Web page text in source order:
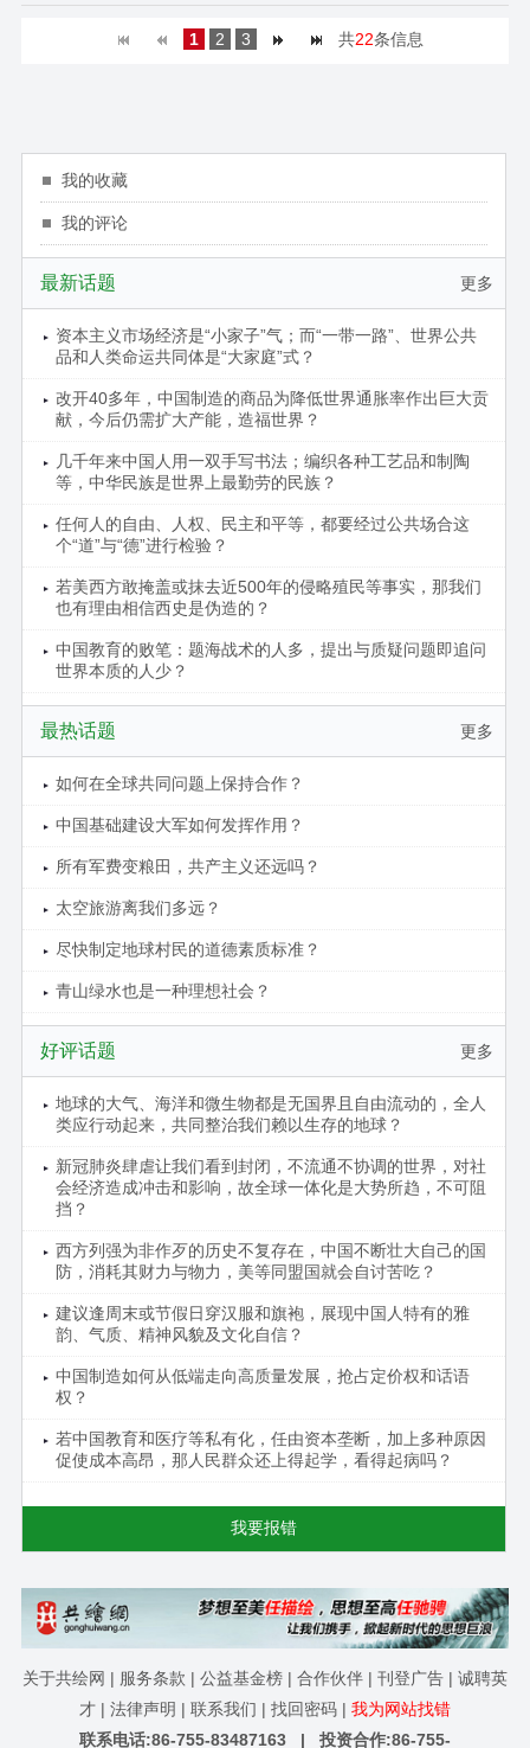
1 2 3 共22条信息
我的收藏
我的评论
更多
最新话题
资本主义市场经济是“小家子”气；而“一带一路”、世界公共
品和人类命运共同体是“大家庭”式？
改开40多年，中国制造的商品为降低世界通胀率作出巨大贡
献，今后仍需扩大产能，造福世界？
几千年来中国人用一双手写书法；编织各种工艺品和制陶
等，中华民族是世界上最勤劳的民族？
任何人的自由、人权、民主和平等，都要经过公共场合这
个“道”与“德”进行检验？
若美西方敢掩盖或抹去近500年的侵略殖民等事实，那我们
也有理由相信西史是伪造的？
中国教育的败笔：题海战术的人多，提出与质疑问题即追问
世界本质的人少？
更多
最热话题
如何在全球共同问题上保持合作？
中国基础建设大军如何发挥作用？
所有军费变粮田，共产主义还远吗？
太空旅游离我们多远？
尽快制定地球村民的道德素质标准？
青山绿水也是一种理想社会？
更多
好评话题
地球的大气、海洋和微生物都是无国界且自由流动的，全人
类应行动起来，共同整治我们赖以生存的地球？
新冠肺炎肆虐让我们看到封闭，不流通不协调的世界，对社
会经济造成冲击和影响，故全球一体化是大势所趋，不可阻
挡？
西方列强为非作歹的历史不复存在，中国不断壮大自己的国
防，消耗其财力与物力，美等同盟国就会自讨苦吃？
建议逢周末或节假日穿汉服和旗袍，展现中国人特有的雅
韵、气质、精神风貌及文化自信？
中国制造如何从低端走向高质量发展，抢占定价权和话语
权？
若中国教育和医疗等私有化，任由资本垄断，加上多种原因
促使成本高昂，那人民群众还上得起学，看得起病吗？
我要报错
关于共绘网 | 服务条款 | 公益基金榜 | 合作伙伴 | 刊登广告 | 诚聘英
才 | 法律声明 | 联系我们 | 找回密码 | 我为网站找错
联系电话:86-755-83487163 | 投资合作:86-755-